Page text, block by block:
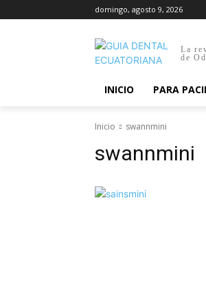
domingo, agosto 9, 2026
La
de
INICIO PARA
Inicio swannmini
swannmini